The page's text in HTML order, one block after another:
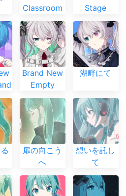
Classroom
Stage
Brand New
Empty
湖畔にて
扉の向こう
へ
想いを託し
て